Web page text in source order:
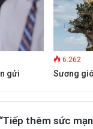
gửi
6.262
Sương
thêm sức